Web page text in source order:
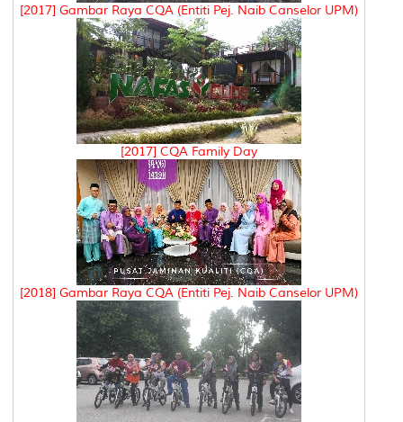
[2017] Gambar Raya CQA (Entiti Pej. Naib Canselor UPM)
[2017] CQA Family Day
[2018] Gambar Raya CQA (Entiti Pej. Naib Canselor UPM)